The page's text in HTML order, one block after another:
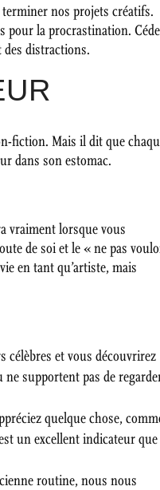
nos projets créatifs.
pour la procrastination.
des distractions.
fiction. Mais il dit que
dans son estomac.
vraiment lorsque vous
de soi et le « ne pas
en tant qu’artiste, mais
célèbres et vous découvrirez
supportent pas de
quelque chose,
un excellent indicateur que
routine, nous nous